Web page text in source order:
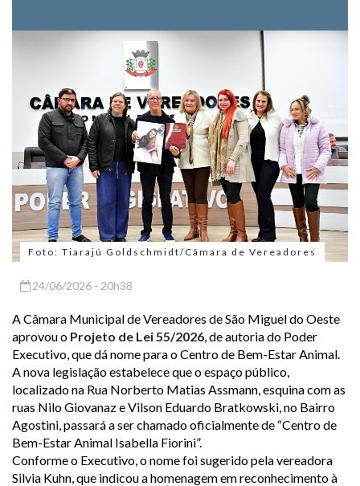
Foto: Tiarajú Goldschmidt/Câmara de Vereadores
24/06/2026 - 20h38
A Câmara Municipal de Vereadores de São Miguel do Oeste
aprovou o Projeto de Lei 55/2026, de autoria do Poder
Executivo, que dá nome para o Centro de Bem-Estar Animal.
A nova legislação estabelece que o espaço público,
localizado na Rua Norberto Matias Assmann, esquina com as
ruas Nilo Giovanaz e Vilson Eduardo Bratkowski, no Bairro
Agostini, passará a ser chamado oficialmente de “Centro de
Bem-Estar Animal Isabella Fiorini”.
Conforme o Executivo, o nome foi sugerido pela vereadora
Silvia Kuhn, que indicou a homenagem em reconhecimento à